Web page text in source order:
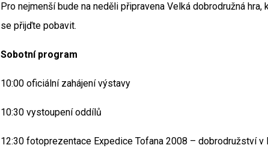
Pro nejmenší bude na neděli připravena Velká dobrodružná
se přijďte pobavit.
Sobotní program
10:00 oficiální zahájení výstavy
10:30 vystoupení oddílů
12:30 fotoprezentace Expedice Tofana 2008 – dobrodružství v